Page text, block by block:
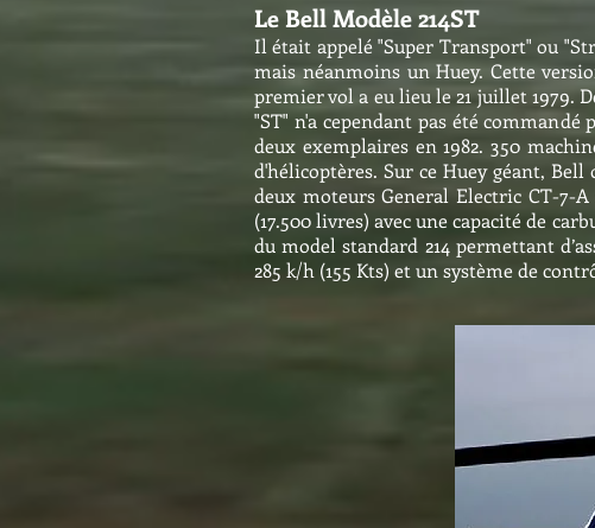
Le Bell Modèle 214ST
Il était appelé "Super Transport" ou
mais néanmoins un Huey. Cette
premier vol a eu lieu le 21 juillet 1979.
"ST" n'a cependant pas été
deux exemplaires en 1982. 350
d'hélicoptères. Sur ce Huey géant,
deux moteurs General Electric CT-7-
(17.500 livres) avec une capacité de
du model standard 214 permettant
285 k/h (155 Kts) et un système de